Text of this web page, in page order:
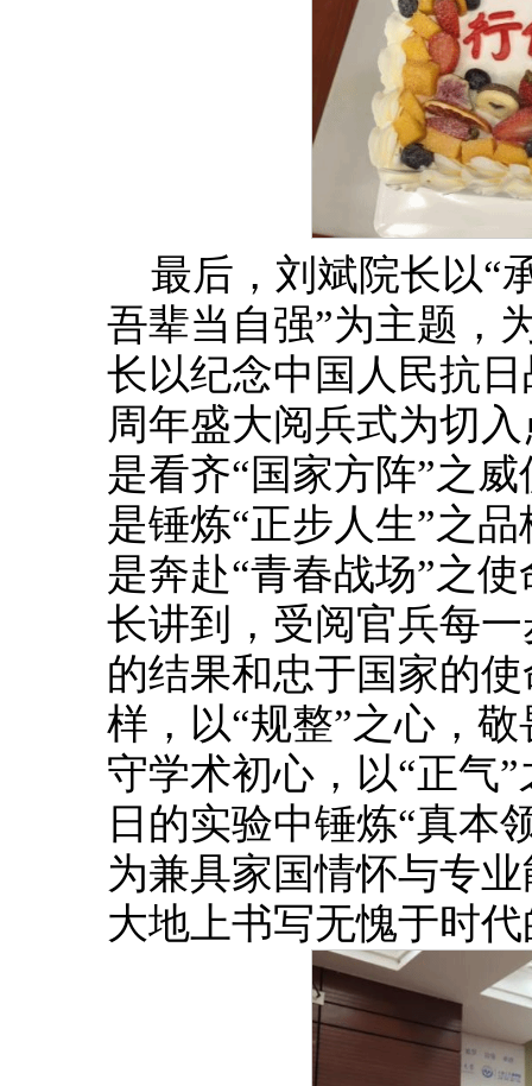
最后，刘斌院长以“
吾辈当自强”为主题，
长以纪念中国人民抗
周年盛大阅兵式为切
是看齐“国家方阵”之
是锤炼“正步人生”之
是奔赴“青春战场”之
长讲到，受阅官兵每
的结果和忠于国家的
样，以“规整”之心，
守学术初心，以“正气
日的实验中锤炼“真本
为兼具家国情怀与专
大地上书写无愧于时